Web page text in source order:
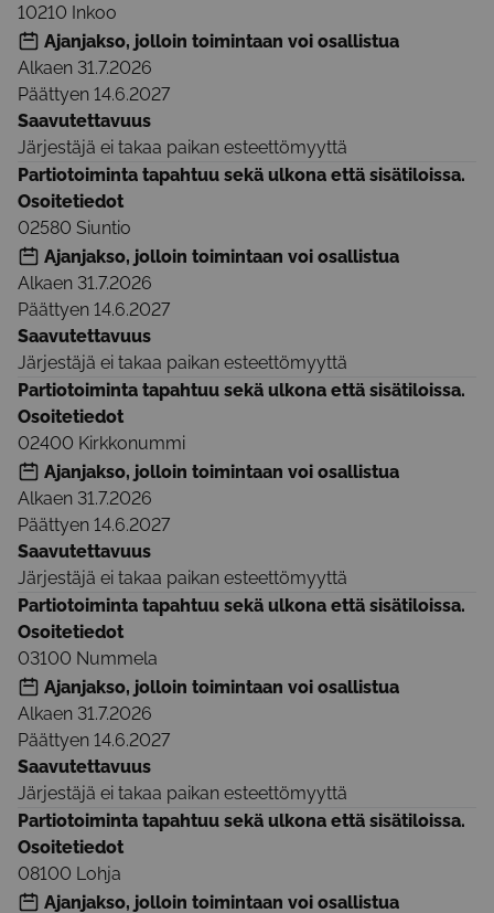
10210 Inkoo
Ajanjakso, jolloin toimintaan voi osallistua
Alkaen 31.7.2026
Päättyen 14.6.2027
Saavutettavuus
Järjestäjä ei takaa paikan esteettömyyttä
Partiotoiminta tapahtuu sekä ulkona että sisätiloissa.
Osoitetiedot
02580 Siuntio
Ajanjakso, jolloin toimintaan voi osallistua
Alkaen 31.7.2026
Päättyen 14.6.2027
Saavutettavuus
Järjestäjä ei takaa paikan esteettömyyttä
Partiotoiminta tapahtuu sekä ulkona että sisätiloissa.
Osoitetiedot
02400 Kirkkonummi
Ajanjakso, jolloin toimintaan voi osallistua
Alkaen 31.7.2026
Päättyen 14.6.2027
Saavutettavuus
Järjestäjä ei takaa paikan esteettömyyttä
Partiotoiminta tapahtuu sekä ulkona että sisätiloissa.
Osoitetiedot
03100 Nummela
Ajanjakso, jolloin toimintaan voi osallistua
Alkaen 31.7.2026
Päättyen 14.6.2027
Saavutettavuus
Järjestäjä ei takaa paikan esteettömyyttä
Partiotoiminta tapahtuu sekä ulkona että sisätiloissa.
Osoitetiedot
08100 Lohja
Ajanjakso, jolloin toimintaan voi osallistua